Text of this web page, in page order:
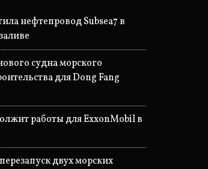
нефтепровод Subsea7 в
судна морского
для Dong Fang
работы для ExxonMobil в
двух морских